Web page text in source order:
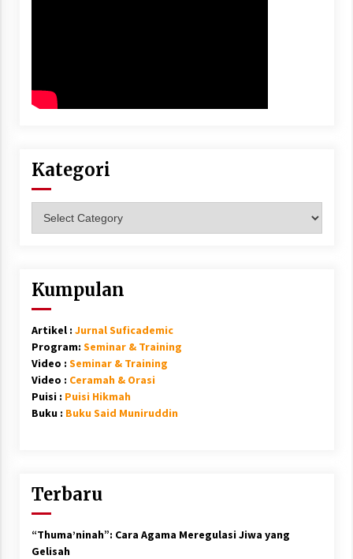
Kategori
Kumpulan
Artikel : Jurnal Suficademic
Program: Seminar & Training
Video : Seminar & Training
Video : Ceramah & Orasi
Puisi : Puisi Hikmah
Buku : Buku Said Muniruddin
Terbaru
“Thuma’ninah”: Cara Agama Meregulasi Jiwa yang
Gelisah